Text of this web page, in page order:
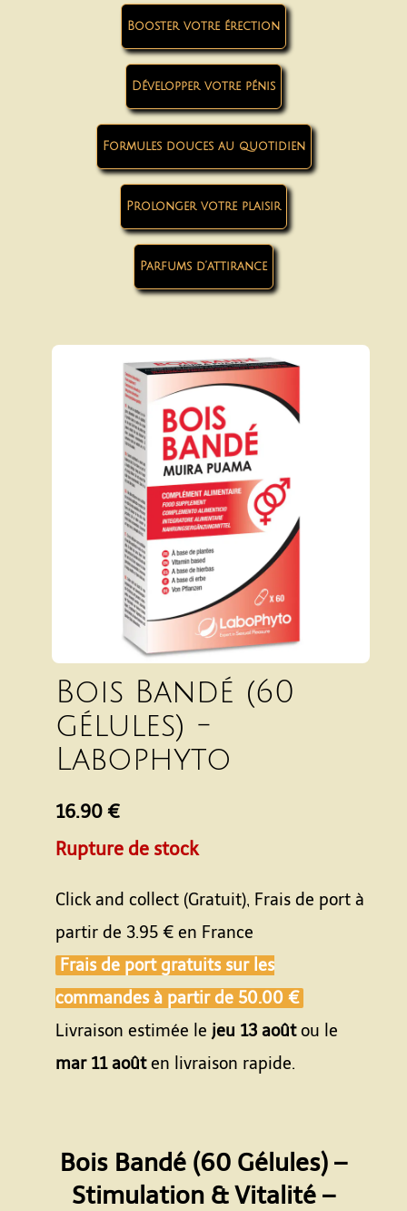
Booster votre érection
Développer votre pénis
Formules douces au quotidien
Prolonger votre plaisir
Parfums d’attirance
Bois Bandé (60
gélules) -
Labophyto
16.90 €
Rupture de stock
Click and collect (Gratuit), Frais de port à
partir de 3.95 € en France
Frais de port gratuits sur les
commandes à partir de 50.00 €
Livraison estimée le jeu 13 aoûtou le
mar 11 aoûten livraison rapide.
Bois Bandé (60 Gélules) –
Stimulation & Vitalité –